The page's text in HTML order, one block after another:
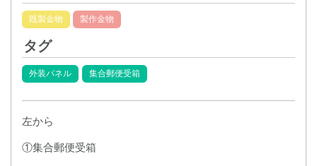
既製金物 製作金物
タグ
外装パネル 集合郵便受箱
左から
①集合郵便受箱